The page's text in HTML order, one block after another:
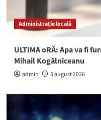
Administrație locală
ULTIMA oRĂ: Apa va fi
Mihail Kogălniceanu
admin 3 august 2026